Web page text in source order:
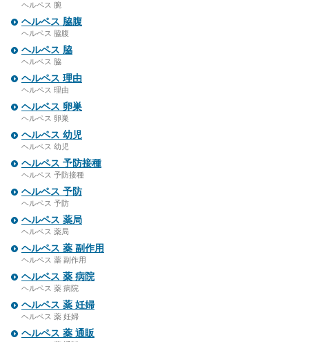
ヘルペス 腕
ヘルペス 脇腹
ヘルペス 脇腹
ヘルペス 脇
ヘルペス 脇
ヘルペス 理由
ヘルペス 理由
ヘルペス 卵巣
ヘルペス 卵巣
ヘルペス 幼児
ヘルペス 幼児
ヘルペス 予防接種
ヘルペス 予防接種
ヘルペス 予防
ヘルペス 予防
ヘルペス 薬局
ヘルペス 薬局
ヘルペス 薬 副作用
ヘルペス 薬 副作用
ヘルペス 薬 病院
ヘルペス 薬 病院
ヘルペス 薬 妊婦
ヘルペス 薬 妊婦
ヘルペス 薬 通販